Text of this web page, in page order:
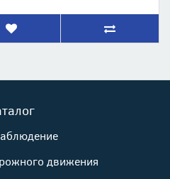
движения